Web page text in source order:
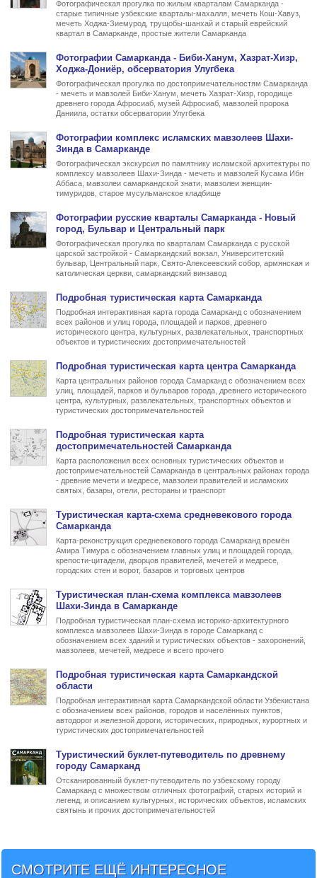
Фотографическая прогулка по жилым кварталам Самарканда -
старые типичные узбекские кварталы-махалля, мечеть Кош-Хавуз,
мечеть Ходжа-Зиемурод, трущобы-шанхай и старый еврейский
квартал в Самарканде, простые жители Самарканда
Фотографии Самарканда- Биби-Ханум, Хазрат-Хизр,
Ходжа-Дониёр, обсерватория Улугбека
Фотографическая прогулка по достопримечательностям Самарканда
- мечеть и мавзолей Биби-Ханум, мечеть Хазрат-Хизр, городище
древнего города Афросиаб, музей Афросиаб, мавзолей пророка
Даниила, остатки обсерватории Улугбека
Фотографии комплекс исламских мавзолеев Шахи-
Зинда в Самарканде
Фотографическая экскурсия по памятнику исламской архитектуры по
комплексу мавзолеев Шахи-Зинда - мечеть и мавзолей Кусама Ибн
Аббаса, мавзолеи самаркандской знати, мавзолеи женщин-
тимуридов, старое мусульманское кладбище
Фотографии русские кварталы Самарканда- Новый
город, Бульвар и Центральный парк
Фотографическая прогулка по кварталам Самарканда с русской
царской застройкой - Самаркандский вокзал, Университетский
бульвар, Центральный парк, Свято-Алексеевский собор, армянская и
католическая церкви, самаркандский винзавод
Подробная туристическая карта Самарканда
Подробная интерактивная карта города Самарканд с обозначением
всех районов и улиц города, площадей и парков, древнего
исторического центра, культурных, развлекательных, транспортных
объектов и туристических достопримечательностей
Подробная туристическая карта центра Самарканда
Карта центральных районов города Самарканд с обозначением всех
улиц, площадей, парков и бульваров города, древнего исторического
центра, культурных, развлекательных, транспортных объектов и
туристических достопримечательностей
Подробная туристическая карта
достопримечательностей Самарканда
Карта расположения всех основных туристических объектов и
достопримечательностей Самарканда в центральных районах города
- древние мечети и медресе, мавзолеи правителей и исламских
святых, базары, отели, рестораны и транспорт
Туристическая карта-схема средневекового города
Самарканда
Карта-реконструкция средневекового города Самарканд времён
Амира Тимура с обозначением главных улиц и площадей города,
крепости-цитадели, дворцов правителей, мечетей и медресе,
городских стен и ворот, базаров и торговых центров
Туристическая план-схема комплекса мавзолеев
Шахи-Зинда в Самарканде
Подробная туристическая план-схема историко-архитектурного
комплекса мавзолеев Шахи-Зинда в городе Самарканд с
обозначением всех зданий и туристических объектов - захоронений,
мавзолеев, мечетей, медресе и всего прочего
Подробная туристическая карта Самаркандской
области
Подробная интерактивная карта Самаркандской области Узбекистана
с обозначением всех районов, городов и населённых пунктов,
автодорог и железной дороги, исторических, природных, курортных и
туристических достопримечательностей
Туристический буклет-путеводитель по древнему
городу Самарканд
Отсканированный буклет-путеводитель по узбекскому городу
Самарканд с множеством отличных фотографий, старых историй и
легенд, и описанием культурных, исторических объектов, исламских
святынь и прочих достопримечательностей
СМОТРИТЕ ЕЩЁ ИНТЕРЕСНОЕ